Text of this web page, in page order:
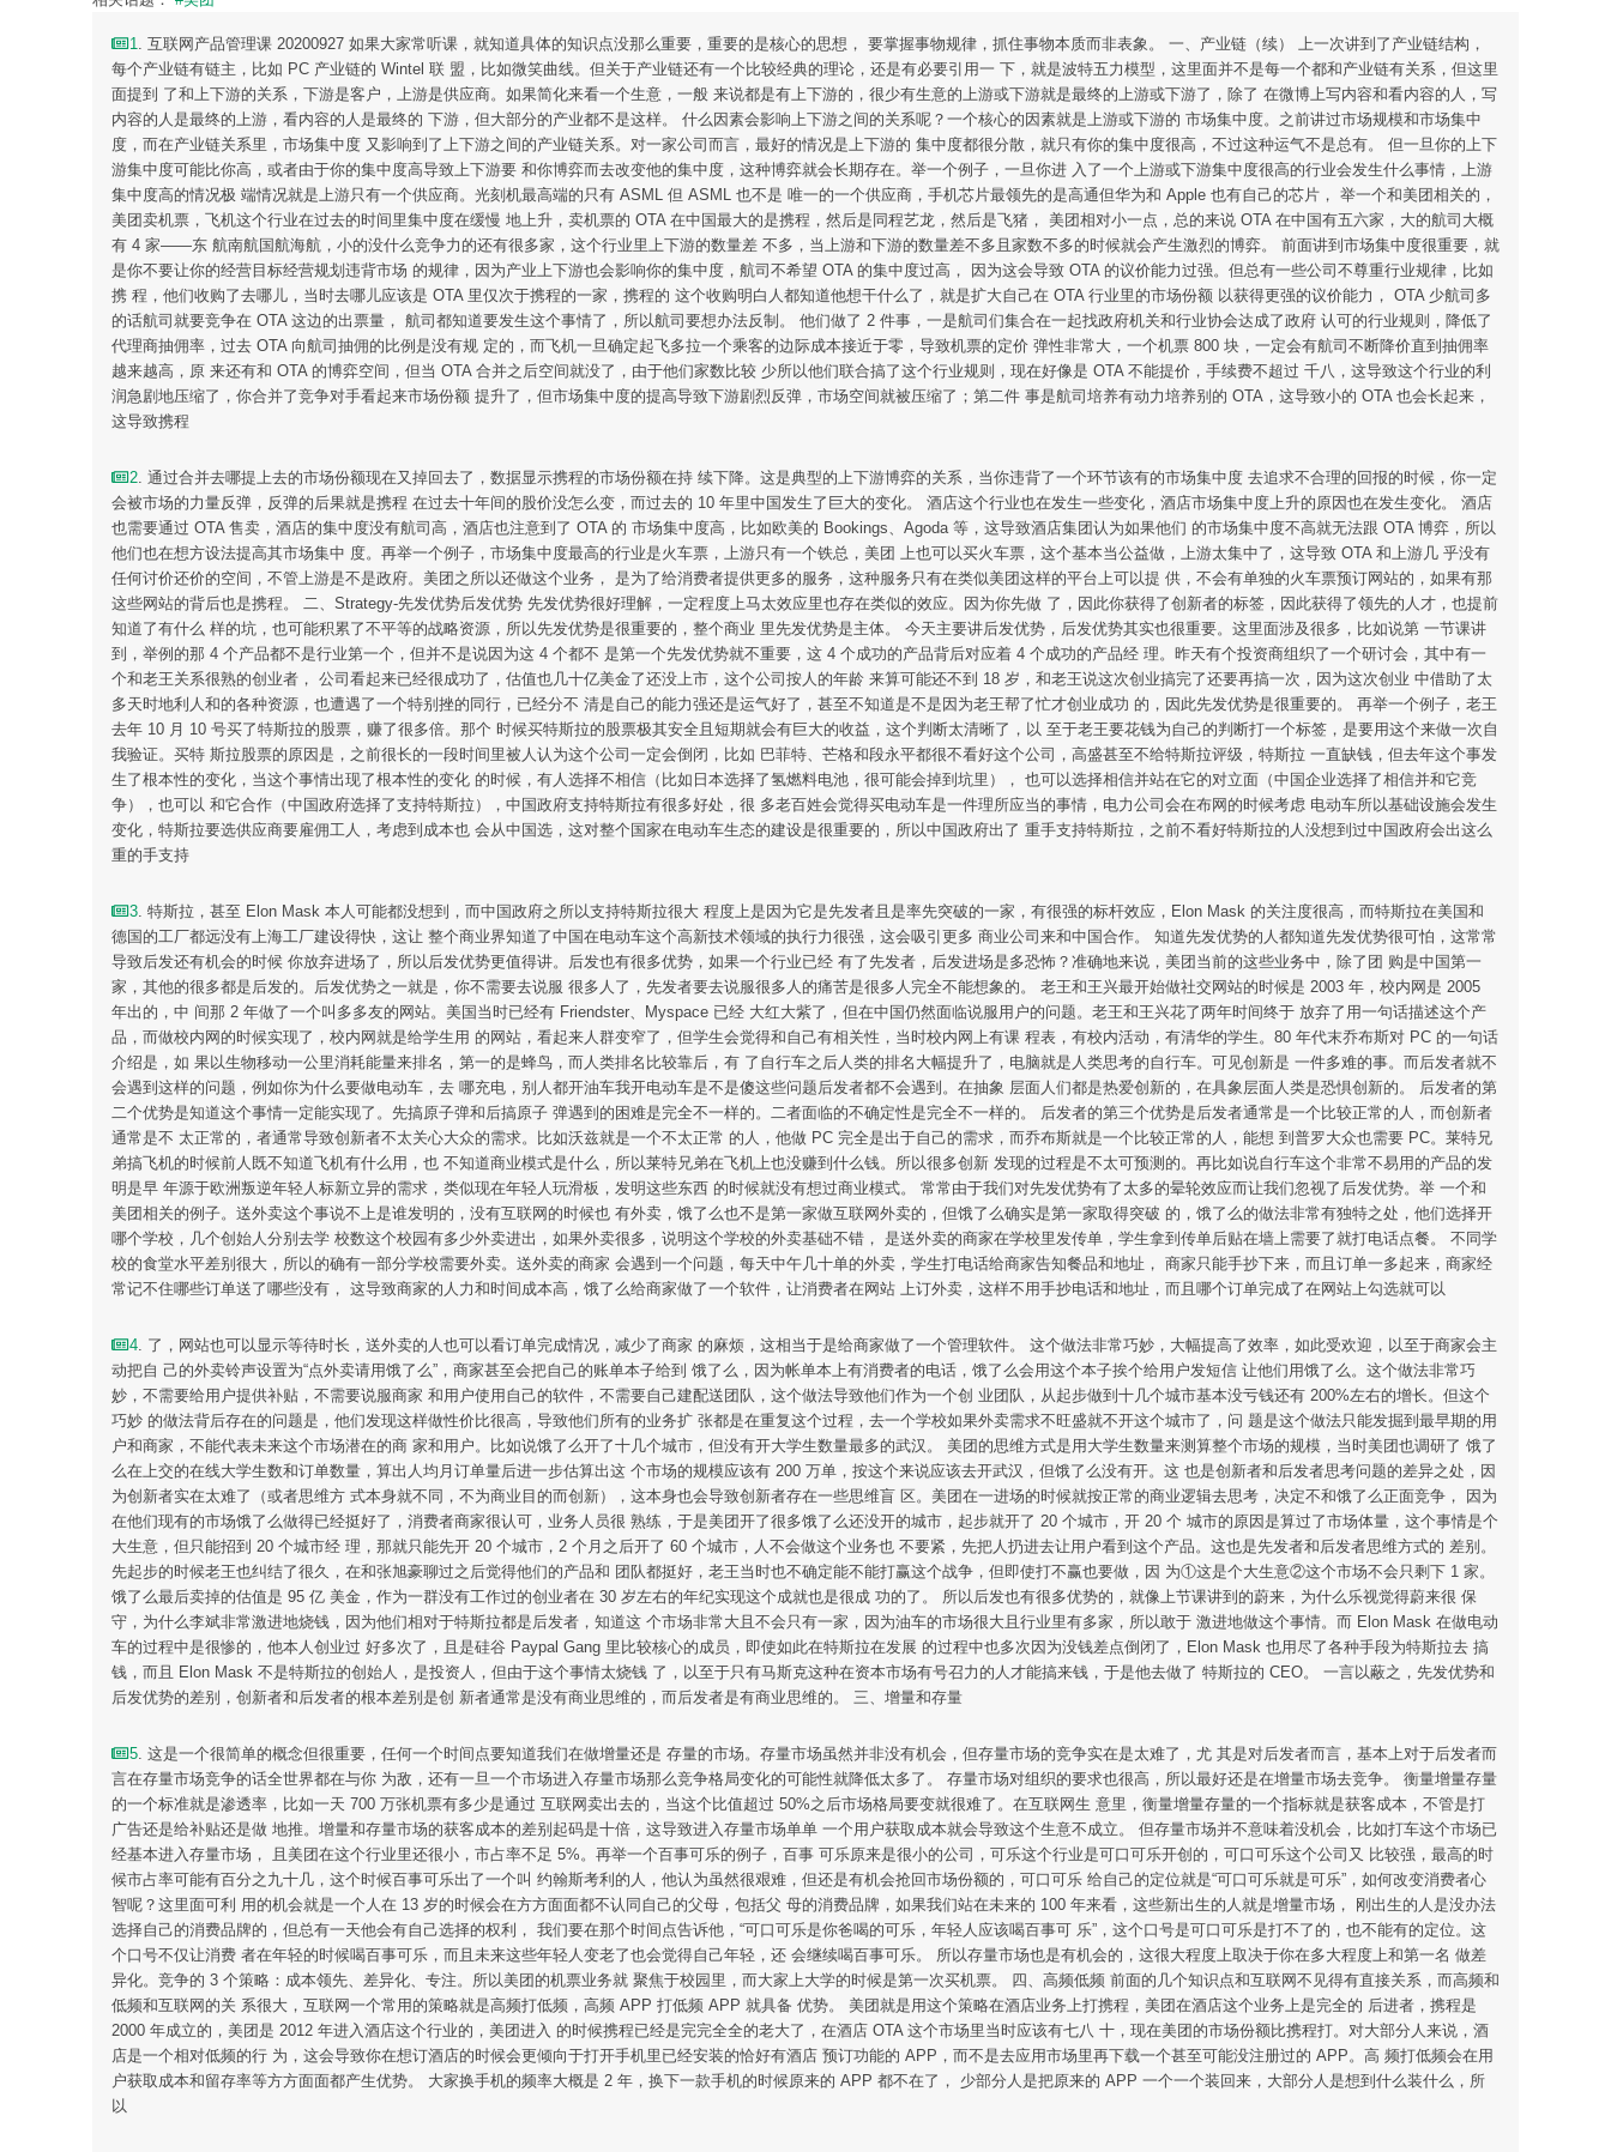
1
. 互联网产品管理课 20200927 如果大家常听课，就知道具体的知识点没那么重要，重要的是核心的思想， 要掌握事物规律，抓住事物本质而非表象。 一、产业链（续） 上一次讲到了产业链结构，
每个产业链有链主，比如 PC 产业链的 Wintel 联 盟，比如微笑曲线。但关于产业链还有一个比较经典的理论，还是有必要引用一 下，就是波特五力模型，这里面并不是每一个都和产业链有关系，但这里
面提到 了和上下游的关系，下游是客户，上游是供应商。如果简化来看一个生意，一般 来说都是有上下游的，很少有生意的上游或下游就是最终的上游或下游了，除了 在微博上写内容和看内容的人，写
内容的人是最终的上游，看内容的人是最终的 下游，但大部分的产业都不是这样。 什么因素会影响上下游之间的关系呢？一个核心的因素就是上游或下游的 市场集中度。之前讲过市场规模和市场集中
度，而在产业链关系里，市场集中度 又影响到了上下游之间的产业链关系。对一家公司而言，最好的情况是上下游的 集中度都很分散，就只有你的集中度很高，不过这种运气不是总有。 但一旦你的上下
游集中度可能比你高，或者由于你的集中度高导致上下游要 和你博弈而去改变他的集中度，这种博弈就会长期存在。举一个例子，一旦你进 入了一个上游或下游集中度很高的行业会发生什么事情，上游
集中度高的情况极 端情况就是上游只有一个供应商。光刻机最高端的只有 ASML 但 ASML 也不是 唯一的一个供应商，手机芯片最领先的是高通但华为和 Apple 也有自己的芯片， 举一个和美团相关的，
美团卖机票，飞机这个行业在过去的时间里集中度在缓慢 地上升，卖机票的 OTA 在中国最大的是携程，然后是同程艺龙，然后是飞猪， 美团相对小一点，总的来说 OTA 在中国有五六家，大的航司大概
有 4 家——东 航南航国航海航，小的没什么竞争力的还有很多家，这个行业里上下游的数量差 不多，当上游和下游的数量差不多且家数不多的时候就会产生激烈的博弈。 前面讲到市场集中度很重要，就
是你不要让你的经营目标经营规划违背市场 的规律，因为产业上下游也会影响你的集中度，航司不希望 OTA 的集中度过高， 因为这会导致 OTA 的议价能力过强。但总有一些公司不尊重行业规律，比如
携 程，他们收购了去哪儿，当时去哪儿应该是 OTA 里仅次于携程的一家，携程的 这个收购明白人都知道他想干什么了，就是扩大自己在 OTA 行业里的市场份额 以获得更强的议价能力， OTA 少航司多
的话航司就要竞争在 OTA 这边的出票量， 航司都知道要发生这个事情了，所以航司要想办法反制。 他们做了 2 件事，一是航司们集合在一起找政府机关和行业协会达成了政府 认可的行业规则，降低了
代理商抽佣率，过去 OTA 向航司抽佣的比例是没有规 定的，而飞机一旦确定起飞多拉一个乘客的边际成本接近于零，导致机票的定价 弹性非常大，一个机票 800 块，一定会有航司不断降价直到抽佣率
越来越高，原 来还有和 OTA 的博弈空间，但当 OTA 合并之后空间就没了，由于他们家数比较 少所以他们联合搞了这个行业规则，现在好像是 OTA 不能提价，手续费不超过 千八，这导致这个行业的利
润急剧地压缩了，你合并了竞争对手看起来市场份额 提升了，但市场集中度的提高导致下游剧烈反弹，市场空间就被压缩了；第二件 事是航司培养有动力培养别的 OTA，这导致小的 OTA 也会长起来，
这导致携程
2 . 通过合并去哪提上去的市场份额现在又掉回去了，数据显示携程的市场份额在持 续下降。这是典型的上下游博弈的关系，当你违背了一个环节该有的市场集中度 去追求不合理的回报的时候，你一定
会被市场的力量反弹，反弹的后果就是携程 在过去十年间的股价没怎么变，而过去的 10 年里中国发生了巨大的变化。 酒店这个行业也在发生一些变化，酒店市场集中度上升的原因也在发生变化。 酒店
也需要通过 OTA 售卖，酒店的集中度没有航司高，酒店也注意到了 OTA 的 市场集中度高，比如欧美的 Bookings、Agoda 等，这导致酒店集团认为如果他们 的市场集中度不高就无法跟 OTA 博弈，所以
他们也在想方设法提高其市场集中 度。再举一个例子，市场集中度最高的行业是火车票，上游只有一个铁总，美团 上也可以买火车票，这个基本当公益做，上游太集中了，这导致 OTA 和上游几 乎没有
任何讨价还价的空间，不管上游是不是政府。美团之所以还做这个业务， 是为了给消费者提供更多的服务，这种服务只有在类似美团这样的平台上可以提 供，不会有单独的火车票预订网站的，如果有那
这些网站的背后也是携程。 二、Strategy-先发优势后发优势 先发优势很好理解，一定程度上马太效应里也存在类似的效应。因为你先做 了，因此你获得了创新者的标签，因此获得了领先的人才，也提前
知道了有什么 样的坑，也可能积累了不平等的战略资源，所以先发优势是很重要的，整个商业 里先发优势是主体。 今天主要讲后发优势，后发优势其实也很重要。这里面涉及很多，比如说第 一节课讲
到，举例的那 4 个产品都不是行业第一个，但并不是说因为这 4 个都不 是第一个先发优势就不重要，这 4 个成功的产品背后对应着 4 个成功的产品经 理。昨天有个投资商组织了一个研讨会，其中有一
个和老王关系很熟的创业者， 公司看起来已经很成功了，估值也几十亿美金了还没上市，这个公司按人的年龄 来算可能还不到 18 岁，和老王说这次创业搞完了还要再搞一次，因为这次创业 中借助了太
多天时地利人和的各种资源，也遭遇了一个特别挫的同行，已经分不 清是自己的能力强还是运气好了，甚至不知道是不是因为老王帮了忙才创业成功 的，因此先发优势是很重要的。 再举一个例子，老王
去年 10 月 10 号买了特斯拉的股票，赚了很多倍。那个 时候买特斯拉的股票极其安全且短期就会有巨大的收益，这个判断太清晰了，以 至于老王要花钱为自己的判断打一个标签，是要用这个来做一次自
我验证。买特 斯拉股票的原因是，之前很长的一段时间里被人认为这个公司一定会倒闭，比如 巴菲特、芒格和段永平都很不看好这个公司，高盛甚至不给特斯拉评级，特斯拉 一直缺钱，但去年这个事发
生了根本性的变化，当这个事情出现了根本性的变化 的时候，有人选择不相信（比如日本选择了氢燃料电池，很可能会掉到坑里）， 也可以选择相信并站在它的对立面（中国企业选择了相信并和它竞
争），也可以 和它合作（中国政府选择了支持特斯拉），中国政府支持特斯拉有很多好处，很 多老百姓会觉得买电动车是一件理所应当的事情，电力公司会在布网的时候考虑 电动车所以基础设施会发生
变化，特斯拉要选供应商要雇佣工人，考虑到成本也 会从中国选，这对整个国家在电动车生态的建设是很重要的，所以中国政府出了 重手支持特斯拉，之前不看好特斯拉的人没想到过中国政府会出这么
重的手支持
3 . 特斯拉，甚至 Elon Mask 本人可能都没想到，而中国政府之所以支持特斯拉很大 程度上是因为它是先发者且是率先突破的一家，有很强的标杆效应，Elon Mask 的关注度很高，而特斯拉在美国和
德国的工厂都远没有上海工厂建设得快，这让 整个商业界知道了中国在电动车这个高新技术领域的执行力很强，这会吸引更多 商业公司来和中国合作。 知道先发优势的人都知道先发优势很可怕，这常常
导致后发还有机会的时候 你放弃进场了，所以后发优势更值得讲。后发也有很多优势，如果一个行业已经 有了先发者，后发进场是多恐怖？准确地来说，美团当前的这些业务中，除了团 购是中国第一
家，其他的很多都是后发的。后发优势之一就是，你不需要去说服 很多人了，先发者要去说服很多人的痛苦是很多人完全不能想象的。 老王和王兴最开始做社交网站的时候是 2003 年，校内网是 2005
年出的，中 间那 2 年做了一个叫多多友的网站。美国当时已经有 Friendster、Myspace 已经 大红大紫了，但在中国仍然面临说服用户的问题。老王和王兴花了两年时间终于 放弃了用一句话描述这个产
品，而做校内网的时候实现了，校内网就是给学生用 的网站，看起来人群变窄了，但学生会觉得和自己有相关性，当时校内网上有课 程表，有校内活动，有清华的学生。80 年代末乔布斯对 PC 的一句话
介绍是，如 果以生物移动一公里消耗能量来排名，第一的是蜂鸟，而人类排名比较靠后，有 了自行车之后人类的排名大幅提升了，电脑就是人类思考的自行车。可见创新是 一件多难的事。而后发者就不
会遇到这样的问题，例如你为什么要做电动车，去 哪充电，别人都开油车我开电动车是不是傻这些问题后发者都不会遇到。在抽象 层面人们都是热爱创新的，在具象层面人类是恐惧创新的。 后发者的第
二个优势是知道这个事情一定能实现了。先搞原子弹和后搞原子 弹遇到的困难是完全不一样的。二者面临的不确定性是完全不一样的。 后发者的第三个优势是后发者通常是一个比较正常的人，而创新者
通常是不 太正常的，者通常导致创新者不太关心大众的需求。比如沃兹就是一个不太正常 的人，他做 PC 完全是出于自己的需求，而乔布斯就是一个比较正常的人，能想 到普罗大众也需要 PC。莱特兄
弟搞飞机的时候前人既不知道飞机有什么用，也 不知道商业模式是什么，所以莱特兄弟在飞机上也没赚到什么钱。所以很多创新 发现的过程是不太可预测的。再比如说自行车这个非常不易用的产品的发
明是早 年源于欧洲叛逆年轻人标新立异的需求，类似现在年轻人玩滑板，发明这些东西 的时候就没有想过商业模式。 常常由于我们对先发优势有了太多的晕轮效应而让我们忽视了后发优势。举 一个和
美团相关的例子。送外卖这个事说不上是谁发明的，没有互联网的时候也 有外卖，饿了么也不是第一家做互联网外卖的，但饿了么确实是第一家取得突破 的，饿了么的做法非常有独特之处，他们选择开
哪个学校，几个创始人分别去学 校数这个校园有多少外卖进出，如果外卖很多，说明这个学校的外卖基础不错， 是送外卖的商家在学校里发传单，学生拿到传单后贴在墙上需要了就打电话点餐。 不同学
校的食堂水平差别很大，所以的确有一部分学校需要外卖。送外卖的商家 会遇到一个问题，每天中午几十单的外卖，学生打电话给商家告知餐品和地址， 商家只能手抄下来，而且订单一多起来，商家经
常记不住哪些订单送了哪些没有， 这导致商家的人力和时间成本高，饿了么给商家做了一个软件，让消费者在网站 上订外卖，这样不用手抄电话和地址，而且哪个订单完成了在网站上勾选就可以
4 . 了，网站也可以显示等待时长，送外卖的人也可以看订单完成情况，减少了商家 的麻烦，这相当于是给商家做了一个管理软件。 这个做法非常巧妙，大幅提高了效率，如此受欢迎，以至于商家会主
动把自 己的外卖铃声设置为“点外卖请用饿了么”，商家甚至会把自己的账单本子给到 饿了么，因为帐单本上有消费者的电话，饿了么会用这个本子挨个给用户发短信 让他们用饿了么。这个做法非常巧
妙，不需要给用户提供补贴，不需要说服商家 和用户使用自己的软件，不需要自己建配送团队，这个做法导致他们作为一个创 业团队，从起步做到十几个城市基本没亏钱还有 200%左右的增长。但这个
巧妙 的做法背后存在的问题是，他们发现这样做性价比很高，导致他们所有的业务扩 张都是在重复这个过程，去一个学校如果外卖需求不旺盛就不开这个城市了，问 题是这个做法只能发掘到最早期的用
户和商家，不能代表未来这个市场潜在的商 家和用户。比如说饿了么开了十几个城市，但没有开大学生数量最多的武汉。 美团的思维方式是用大学生数量来测算整个市场的规模，当时美团也调研了 饿了
么在上交的在线大学生数和订单数量，算出人均月订单量后进一步估算出这 个市场的规模应该有 200 万单，按这个来说应该去开武汉，但饿了么没有开。这 也是创新者和后发者思考问题的差异之处，因
为创新者实在太难了（或者思维方 式本身就不同，不为商业目的而创新），这本身也会导致创新者存在一些思维盲 区。美团在一进场的时候就按正常的商业逻辑去思考，决定不和饿了么正面竞争， 因为
在他们现有的市场饿了么做得已经挺好了，消费者商家很认可，业务人员很 熟练，于是美团开了很多饿了么还没开的城市，起步就开了 20 个城市，开 20 个 城市的原因是算过了市场体量，这个事情是个
大生意，但只能招到 20 个城市经 理，那就只能先开 20 个城市，2 个月之后开了 60 个城市，人不会做这个业务也 不要紧，先把人扔进去让用户看到这个产品。这也是先发者和后发者思维方式的 差别。
先起步的时候老王也纠结了很久，在和张旭豪聊过之后觉得他们的产品和 团队都挺好，老王当时也不确定能不能打赢这个战争，但即使打不赢也要做，因 为①这是个大生意②这个市场不会只剩下 1 家。
饿了么最后卖掉的估值是 95 亿 美金，作为一群没有工作过的创业者在 30 岁左右的年纪实现这个成就也是很成 功的了。 所以后发也有很多优势的，就像上节课讲到的蔚来，为什么乐视觉得蔚来很 保
守，为什么李斌非常激进地烧钱，因为他们相对于特斯拉都是后发者，知道这 个市场非常大且不会只有一家，因为油车的市场很大且行业里有多家，所以敢于 激进地做这个事情。而 Elon Mask 在做电动
车的过程中是很惨的，他本人创业过 好多次了，且是硅谷 Paypal Gang 里比较核心的成员，即使如此在特斯拉在发展 的过程中也多次因为没钱差点倒闭了，Elon Mask 也用尽了各种手段为特斯拉去 搞
钱，而且 Elon Mask 不是特斯拉的创始人，是投资人，但由于这个事情太烧钱 了，以至于只有马斯克这种在资本市场有号召力的人才能搞来钱，于是他去做了 特斯拉的 CEO。 一言以蔽之，先发优势和
后发优势的差别，创新者和后发者的根本差别是创 新者通常是没有商业思维的，而后发者是有商业思维的。 三、增量和存量
5 . 这是一个很简单的概念但很重要，任何一个时间点要知道我们在做增量还是 存量的市场。存量市场虽然并非没有机会，但存量市场的竞争实在是太难了，尤 其是对后发者而言，基本上对于后发者而
言在存量市场竞争的话全世界都在与你 为敌，还有一旦一个市场进入存量市场那么竞争格局变化的可能性就降低太多了。 存量市场对组织的要求也很高，所以最好还是在增量市场去竞争。 衡量增量存量
的一个标准就是渗透率，比如一天 700 万张机票有多少是通过 互联网卖出去的，当这个比值超过 50%之后市场格局要变就很难了。在互联网生 意里，衡量增量存量的一个指标就是获客成本，不管是打
广告还是给补贴还是做 地推。增量和存量市场的获客成本的差别起码是十倍，这导致进入存量市场单单 一个用户获取成本就会导致这个生意不成立。 但存量市场并不意味着没机会，比如打车这个市场已
经基本进入存量市场， 且美团在这个行业里还很小，市占率不足 5%。再举一个百事可乐的例子，百事 可乐原来是很小的公司，可乐这个行业是可口可乐开创的，可口可乐这个公司又 比较强，最高的时
候市占率可能有百分之九十几，这个时候百事可乐出了一个叫 约翰斯考利的人，他认为虽然很艰难，但还是有机会抢回市场份额的，可口可乐 给自己的定位就是“可口可乐就是可乐”，如何改变消费者心
智呢？这里面可利 用的机会就是一个人在 13 岁的时候会在方方面面都不认同自己的父母，包括父 母的消费品牌，如果我们站在未来的 100 年来看，这些新出生的人就是增量市场， 刚出生的人是没办法
选择自己的消费品牌的，但总有一天他会有自己选择的权利， 我们要在那个时间点告诉他，“可口可乐是你爸喝的可乐，年轻人应该喝百事可 乐”，这个口号是可口可乐是打不了的，也不能有的定位。这
个口号不仅让消费 者在年轻的时候喝百事可乐，而且未来这些年轻人变老了也会觉得自己年轻，还 会继续喝百事可乐。 所以存量市场也是有机会的，这很大程度上取决于你在多大程度上和第一名 做差
异化。竞争的 3 个策略：成本领先、差异化、专注。所以美团的机票业务就 聚焦于校园里，而大家上大学的时候是第一次买机票。 四、高频低频 前面的几个知识点和互联网不见得有直接关系，而高频和
低频和互联网的关 系很大，互联网一个常用的策略就是高频打低频，高频 APP 打低频 APP 就具备 优势。 美团就是用这个策略在酒店业务上打携程，美团在酒店这个业务上是完全的 后进者，携程是
2000 年成立的，美团是 2012 年进入酒店这个行业的，美团进入 的时候携程已经是完完全全的老大了，在酒店 OTA 这个市场里当时应该有七八 十，现在美团的市场份额比携程打。对大部分人来说，酒
店是一个相对低频的行 为，这会导致你在想订酒店的时候会更倾向于打开手机里已经安装的恰好有酒店 预订功能的 APP，而不是去应用市场里再下载一个甚至可能没注册过的 APP。高 频打低频会在用
户获取成本和留存率等方方面面都产生优势。 大家换手机的频率大概是 2 年，换下一款手机的时候原来的 APP 都不在了， 少部分人是把原来的 APP 一个一个装回来，大部分人是想到什么装什么，所
以